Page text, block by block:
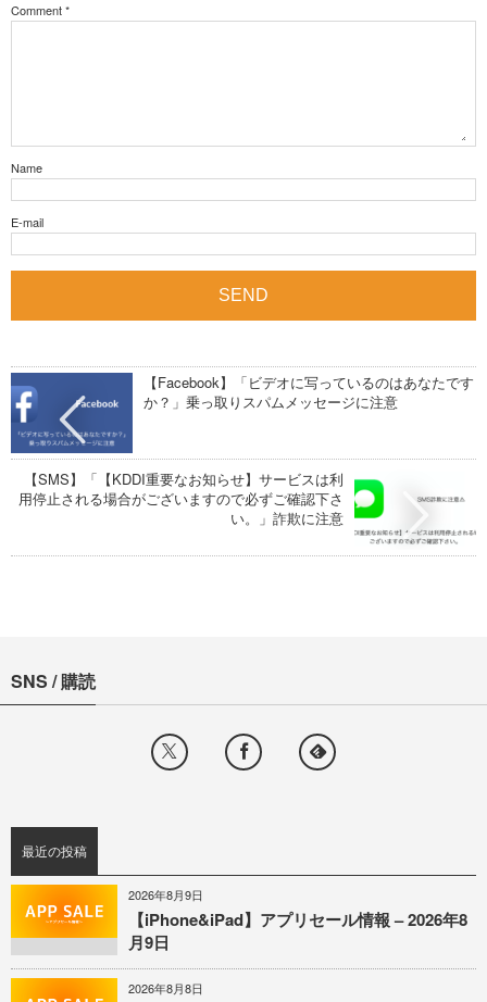
Comment*
Name
E-mail
【Facebook】「ビデオに写っているのはあなたです
か？」乗っ取りスパムメッセージに注意
【SMS】「【KDDI重要なお知らせ】サービスは利
用停止される場合がございますので必ずご確認下さ
い。」詐欺に注意
SNS / 購読
最近の投稿
2026年8月9日
【iPhone&iPad】アプリセール情報 – 2026年8
月9日
2026年8月8日